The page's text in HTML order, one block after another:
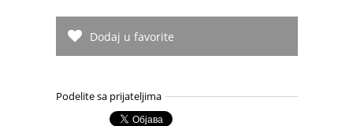
Dodaj u favorite
Podelite sa prijateljima